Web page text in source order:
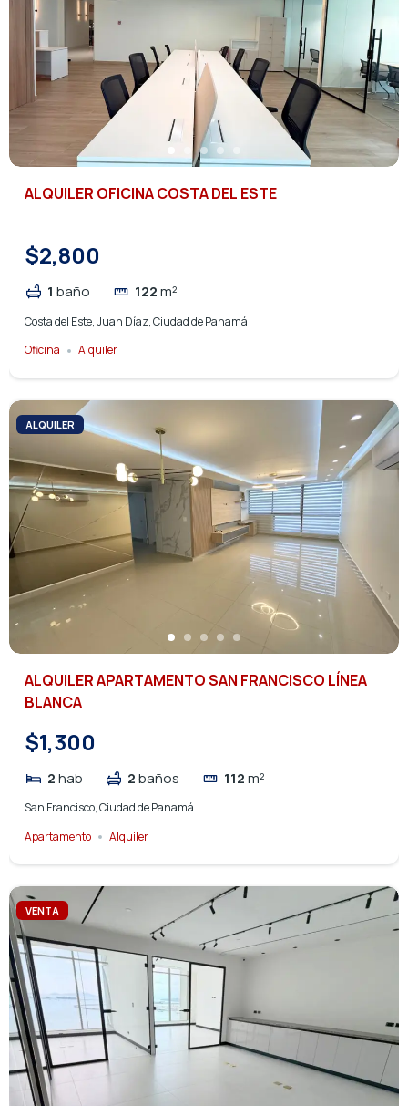
ALQUILER OFICINA COSTA DEL ESTE
$2,800
1 baño 122m²
Costa del Este, Juan Díaz, Ciudad de Panamá
Oficina
Alquiler
ALQUILER
ALQUILER APARTAMENTO SAN FRANCISCO LÍNEA
BLANCA
$1,300
2hab 2baños 112m²
San Francisco, Ciudad de Panamá
Apartamento
Alquiler
VENTA